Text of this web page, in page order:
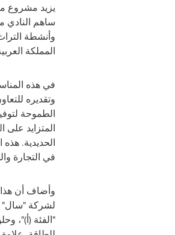
يزيد مشروع
ساهم النادي
وأنشطة
المملكة
في هذه
وتقديره
الطموحة
المتزايد
الحديدية.
في التجارة
لشركة "سال"
"الفئة (أ)"،